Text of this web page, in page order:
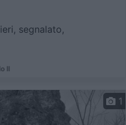
segnalato,
II
1